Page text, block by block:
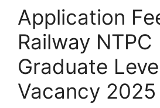
Application
Railway NTPC
Graduate
Vacancy 2025